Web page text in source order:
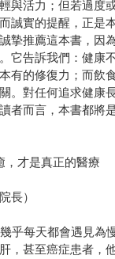
與活力；但若過度
誠實的提醒，正是
摯推薦這本書，因
它告訴我們：健康
有的修復力；而飲
。對任何追求健康
者而言，本書都將
才是真正的醫療
長）
乎每天都會遇見為
，甚至癌症患者，